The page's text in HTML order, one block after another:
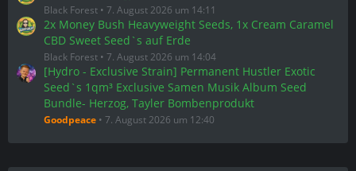
Black Forest 7. August 2026 um 14:11
2x Money Bush Heavyweight Seeds, 1x Cream Caramel
CBD Sweet Seed`s auf Erde
Black Forest 7. August 2026 um 14:04
[Hydro - Exclusive Strain] Permanent Hustler Exotic
Seed`s 1qm³ Exclusive Samen Musik Album Seed
Bundle- Herzog, Tayler Bombenprodukt
Goodpeace 7. August 2026 um 12:40